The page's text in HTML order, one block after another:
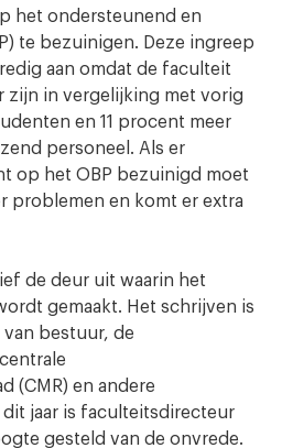
het ondersteunend en
te bezuinigen. Deze ingreep
aan omdat de faculteit
zijn in vergelijking met vorig
en 11 procent meer
personeel. Als er
op het OBP bezuinigd moet
problemen en komt er extra
de deur uit waarin het
gemaakt. Het schrijven is
bestuur, de
(CMR) en andere
jaar is faculteitsdirecteur
gesteld van de onvrede.